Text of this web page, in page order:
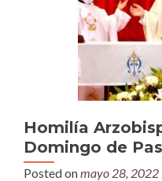
Homilía
Domingo de
Posted onmayo 28, 2022